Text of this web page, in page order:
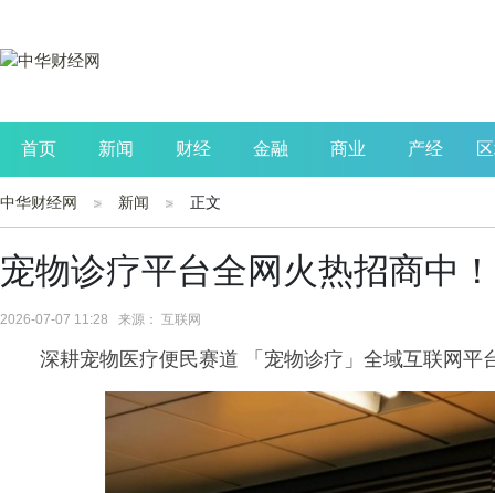
首页 新闻 财经 金融 商业 产经
公司 生活 读书
中华财经网 新闻 正文
宠物诊疗平台全网火热招商中
2026-07-07 11:28 来源： 互联网
深耕宠物医疗便民赛道 「宠物诊疗」全域互联网平